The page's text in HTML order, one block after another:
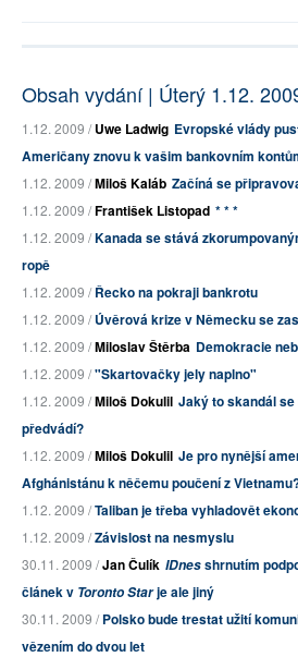
Obsah vydání | Úterý 1.12.
1.12. 2009 /Uwe Ladwig Evropské vlády
Američany znovu k vašim bankovním
1.12. 2009 /Miloš Kaláb Začíná se
1.12. 2009 /František Listopad * * *
1.12. 2009 /Kanada se stává
ropě
1.12. 2009 /Řecko na pokraji bankrotu
1.12. 2009 /Úvěrová krize v Německu se
1.12. 2009 /Miloslav Štěrba Demokracie
1.12. 2009 /"Skartovačky jely naplno"
1.12. 2009 /Miloš Dokulil Jaký to skandál
předvádí?
1.12. 2009 /Miloš Dokulil Je pro nynější
Afghánistánu k něčemu poučení z
1.12. 2009 /Taliban je třeba vyhladovět
1.12. 2009 /Závislost na nesmyslu
30.11. 2009 /Jan Čulík IDnesshrnutím
článek v Toronto Starje ale jiný
30.11. 2009 /Polsko bude trestat užití
vězením do dvou let